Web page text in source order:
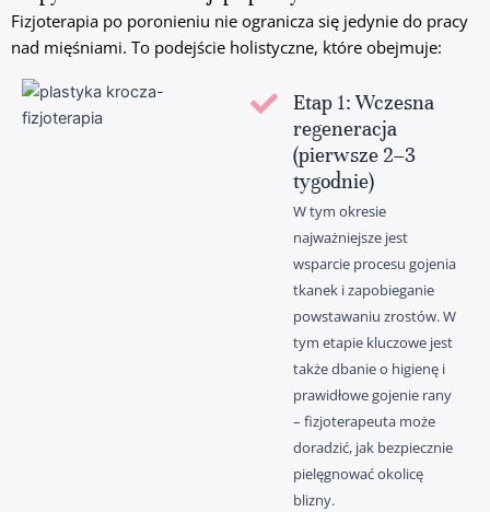
Fizjoterapia po poronieniu nie ogranicza się jedynie do pracy
nad mięśniami. To podejście holistyczne, które obejmuje:
Etap 1: Wczesna
regeneracja
(pierwsze 2–3
tygodnie)
W tym okresie
najważniejsze jest
wsparcie procesu gojenia
tkanek i zapobieganie
powstawaniu zrostów. W
tym etapie kluczowe jest
także dbanie o higienę i
prawidłowe gojenie rany
– fizjoterapeuta może
doradzić, jak bezpiecznie
pielęgnować okolicę
blizny.